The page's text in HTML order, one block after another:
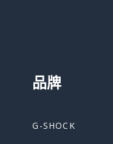
品牌
G-SHOCK